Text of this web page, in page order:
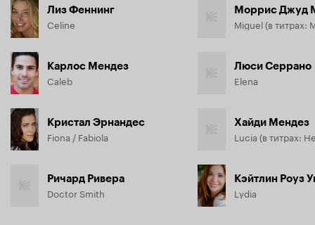
Лиз Феннинг
Celine
Карлос Мендез
Caleb
Кристал Эрнандес
Fiona / Fabiola
Ричард Ривера
Doctor Smith
Моррис Джуд
Люси Серрано
Elena
Хайди Мендез
Lucia (в титрах:
Кэйтлин Роуз
Lydia